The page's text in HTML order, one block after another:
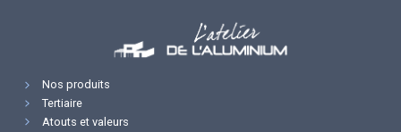
Nos produits
Tertiaire
Atouts et valeurs